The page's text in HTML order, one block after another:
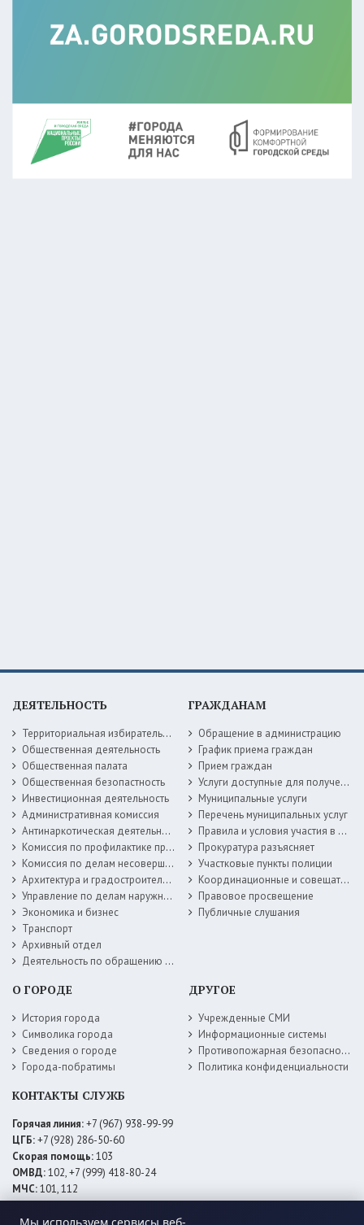
ДЕЯТЕЛЬНОСТЬ
Территориальная избирательная комиссия
Общественная деятельность
Общественная палата
Общественная безопастность
Инвестиционная деятельность
Административная комиссия
Антинаркотическая деятельность
Комиссия по профилактике правонарушений
Комиссия по делам несовершеннолетних
Архитектура и градостроительство
Управление по делам наружной рекламы
Экономика и бизнес
Транспорт
Архивный отдел
Деятельность по обращению с животными без владельцев
ГРАЖДАНАМ
Обращение в администрацию
График приема граждан
Прием граждан
Услуги доступные для получения в электронной форме
Муниципальные услуги
Перечень муниципальных услуг
Правила и условия участия в жилищных программах
Прокуратура разъясняет
Участковые пункты полиции
Координационные и совещательные органы
Правовое просвещение
Публичные слушания
О ГОРОДЕ
История города
Символика города
Сведения о городе
Города-побратимы
ДРУГОЕ
Учрежденные СМИ
Информационные системы
Противопожарная безопасность
Политика конфиденциальности
КОНТАКТЫ СЛУЖБ
Горячая линия:+7 (967) 938-99-99
ЦГБ:+7 (928) 286-50-60
Скорая помощь:103
ОМВД:102, +7 (999) 418-80-24
МЧС:101, 112
ЕДДС:+7 (928) 576-09-83
Электросети:+7 (800) 220-02-20